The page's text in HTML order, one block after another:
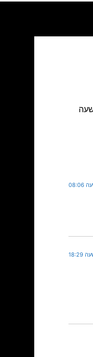
כי במלאות שלושים לפטירת יקירם תתקיים עלייה לקברו ביום ה' ה- 16.08.18, בשעה